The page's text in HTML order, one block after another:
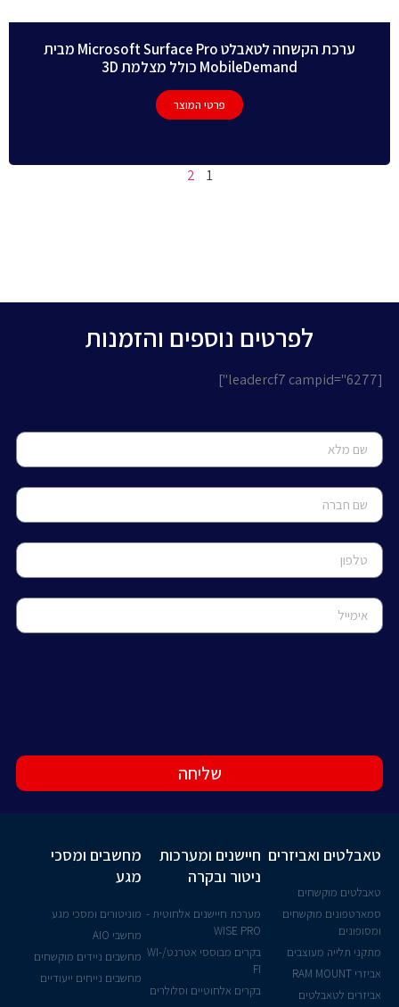
ערכת הקשחה לטאבלט Microsoft Surface Pro מבית
MobileDemand כולל מצלמת 3D
פרטי המוצר
1
2
לפרטים נוספים והזמנות
[leadercf7 campid="6277"]
שליחה
טאבלטים ואביזרים
טאבלטים מוקשחים
סמארטפונים מוקשחים
ומסופונים
מתקני תלייה מעוצבים
אביזרי RAM MOUNT
אביזרים לטאבלטים
חיישנים ומערכות
ניטור ובקרה
מערכת חיישנים אלחוטית -
WISE PRO
בקרים מבוססי אטרנט/WI-
FI
בקרים אלחוטיים וסלולרים
מחשבים ומסכי
מגע
מוניטורים ומסכי מגע
מחשבי AIO
מחשבים ניידים מוקשחים
מחשבים נייחים ייעודיים